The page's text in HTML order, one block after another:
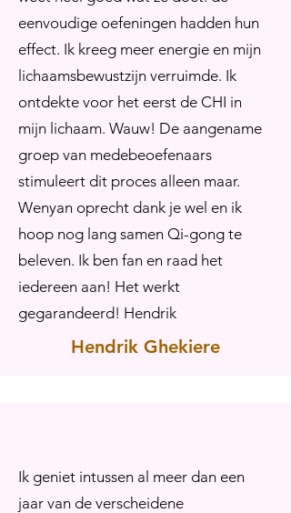
eenvoudige oefeningen hadden hun
effect. Ik kreeg meer energie en mijn
lichaamsbewustzijn verruimde. Ik
ontdekte voor het eerst de CHI in
mijn lichaam. Wauw! De aangename
groep van medebeoefenaars
stimuleert dit proces alleen maar.
Wenyan oprecht dank je wel en ik
hoop nog lang samen Qi-gong te
beleven. Ik ben fan en raad het
iedereen aan! Het werkt
gegarandeerd! Hendrik
Hendrik Ghekiere
Ik geniet intussen al meer dan een
jaar van de verscheidene